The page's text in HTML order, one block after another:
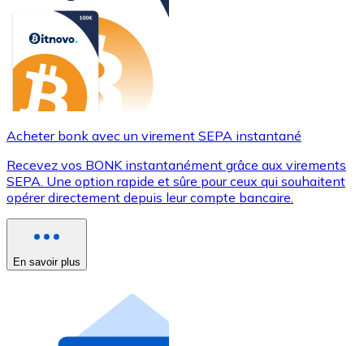
Acheter bonk avec un virement SEPA instantané
Recevez vos BONK instantanément grâce aux virements
SEPA. Une option rapide et sûre pour ceux qui souhaitent
opérer directement depuis leur compte bancaire.
En savoir plus